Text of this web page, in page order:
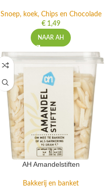
Snoep, koek, Chips en Chocolade
€1,49
NAAR AH
AH Amandelstiften
Bakkerij en banket